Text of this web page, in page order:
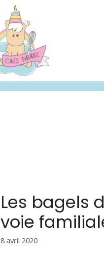
Les bagels
voie
8 avril 2020